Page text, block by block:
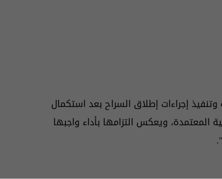
إجراءات إطلاق السراح بعد استكمال
المعتمدة، ويعكس التزامها بأداء واجبها